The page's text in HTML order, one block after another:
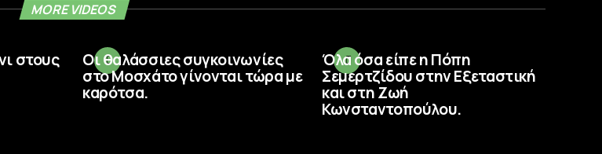
MORE VIDEOS
στους
Οι θαλάσσιες συγκοινωνίες
στο Μοσχάτο γίνονται τώρα με
καρότσα.
Όλα όσα είπε η Πόπη
Σεμερτζίδου στην Εξεταστική
και στη Ζωή
Κωνσταντοπούλου.